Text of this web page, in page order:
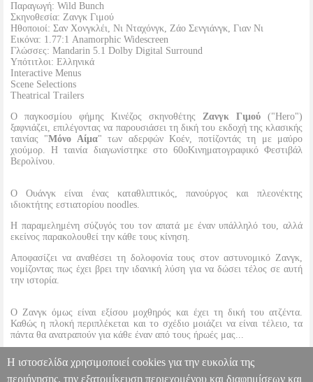
Παραγωγή: Wild Bunch
Σκηνοθεσία: Ζανγκ Γιμού
Ηθοποιοί: Σαν Χονγκλέι, Νι Νταχόνγκ, Ζάο Σενγιάνγκ, Γιαν Νι
Εικόνα: 1.77:1 Anamorphic Widescreen
Γλώσσες: Mandarin 5.1 Dolby Digital Surround
Υπότιτλοι: Ελληνικά
Interactive Menus
Scene Selections
Theatrical Trailers
Ο παγκοσμίου φήμης Κινέζος σκηνοθέτης Ζανγκ Γιμού ("Hero")
ξαφνιάζει, επιλέγοντας να παρουσιάσει τη δική του εκδοχή της κλασικής
ταινίας "Μόνο Αίμα" των αδερφών Κοέν, ποτίζοντάς τη με μαύρο
χιούμορ. Η ταινία διαγωνίστηκε στο 60οΚινηματογραφικό Φεστιβάλ
Βερολίνου.
Ο Ουάνγκ είναι ένας καταθλιπτικός, πανούργος και πλεονέκτης
ιδιοκτήτης εστιατορίου noodles.
Η παραμελημένη σύζυγός του τον απατά με έναν υπάλληλό του, αλλά
εκείνος παρακολουθεί την κάθε τους κίνηση.
Αποφασίζει να αναθέσει τη δολοφονία τους στον αστυνομικό Ζανγκ,
νομίζοντας πως έχει βρει την ιδανική λύση για να δώσει τέλος σε αυτή
την ιστορία.
Ο Ζανγκ όμως είναι εξίσου μοχθηρός και έχει τη δική του ατζέντα.
Καθώς η πλοκή περιπλέκεται και το σχέδιο μοιάζει να είναι τέλειο, τα
πάντα θα ανατραπούν για κάθε έναν από τους ήρωές μας...
Η ιστοσελίδα χρησιμοποιεί cookies για την ευκολία της
περιήγησης, την εξατομίκευση περιεχομένου και διαφημίσεων και